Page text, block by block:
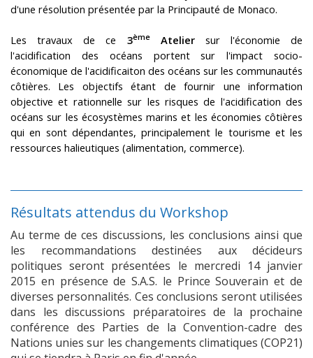
d'une résolution présentée par la Principauté de Monaco.
Les travaux de ce 3èmeAteliersur l'économie de
l'acidification des océans portent sur l'impact socio-
économique de l'acidificaiton des océans sur les communautés
côtières. Les objectifs étant de fournir une information
objective et rationnelle sur les risques de l'acidification des
océans sur les écosystèmes marins et les économies côtières
qui en sont dépendantes, principalement le tourisme et les
ressources halieutiques (alimentation, commerce).
Résultats attendus du Workshop
Au terme de ces discussions, les conclusions ainsi que
les recommandations destinées aux décideurs
politiques seront présentées le mercredi 14 janvier
2015 en présence de S.A.S. le Prince Souverain et de
diverses personnalités. Ces conclusions seront utilisées
dans les discussions préparatoires de la prochaine
conférence des Parties de la Convention-cadre des
Nations unies sur les changements climatiques (COP21)